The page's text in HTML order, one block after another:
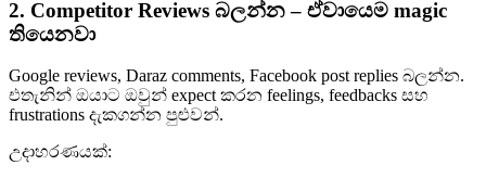
2. Competitor Reviews බලන්න – ඒවායෙම magic
තියෙනවා
Google reviews, Daraz comments, Facebook post replies බලන්න.
එතැනින් ඔයාට ඔවුන් expect කරන feelings, feedbacks සහ
frustrations දැකගන්න පුළුවන්.
උදාහරණයක්: